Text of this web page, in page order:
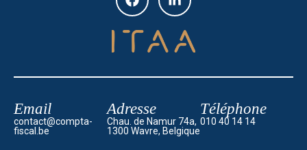
Email
contact@compta-
fiscal.be
Adresse
Chau. de Namur 74a,
1300 Wavre, Belgique
Téléphone
010 40 14 14